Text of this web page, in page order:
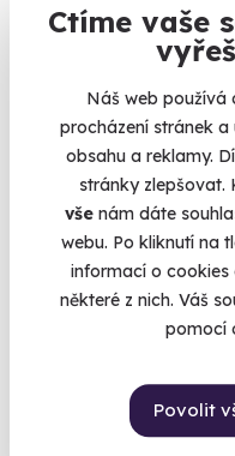
Ctíme vaše
Náš web používá
procházení stránek a
obsahu a reklamy.
stránky zlepšovat.
vše nám dáte
webu. Po kliknutí na
informací o cookies
některé z nich. Váš
pomocí
Povolit
990 Kč
Volný termín už 08.
Venkovní
Objevujte Třeboňsko na